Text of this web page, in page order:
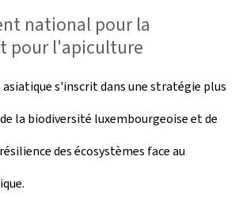
national pour la
pour l'apiculture
s'inscrit dans une stratégie plus
la biodiversité luxembourgeoise et de
des écosystèmes face au